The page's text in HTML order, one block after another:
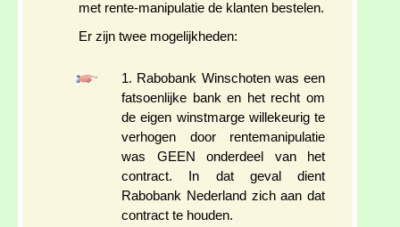
met rente-manipulatie de klanten bestelen.
Er zijn twee mogelijkheden:
1. Rabobank Winschoten was een
fatsoenlijke bank en het recht om
de eigen winstmarge willekeurig te
verhogen door rentemanipulatie
was GEEN onderdeel van het
contract. In dat geval dient
Rabobank Nederland zich aan dat
contract te houden.